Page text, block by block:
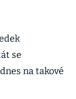
se
na takové